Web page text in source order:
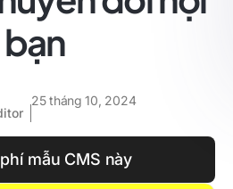
25 tháng 10, 2024
mẫu CMS này